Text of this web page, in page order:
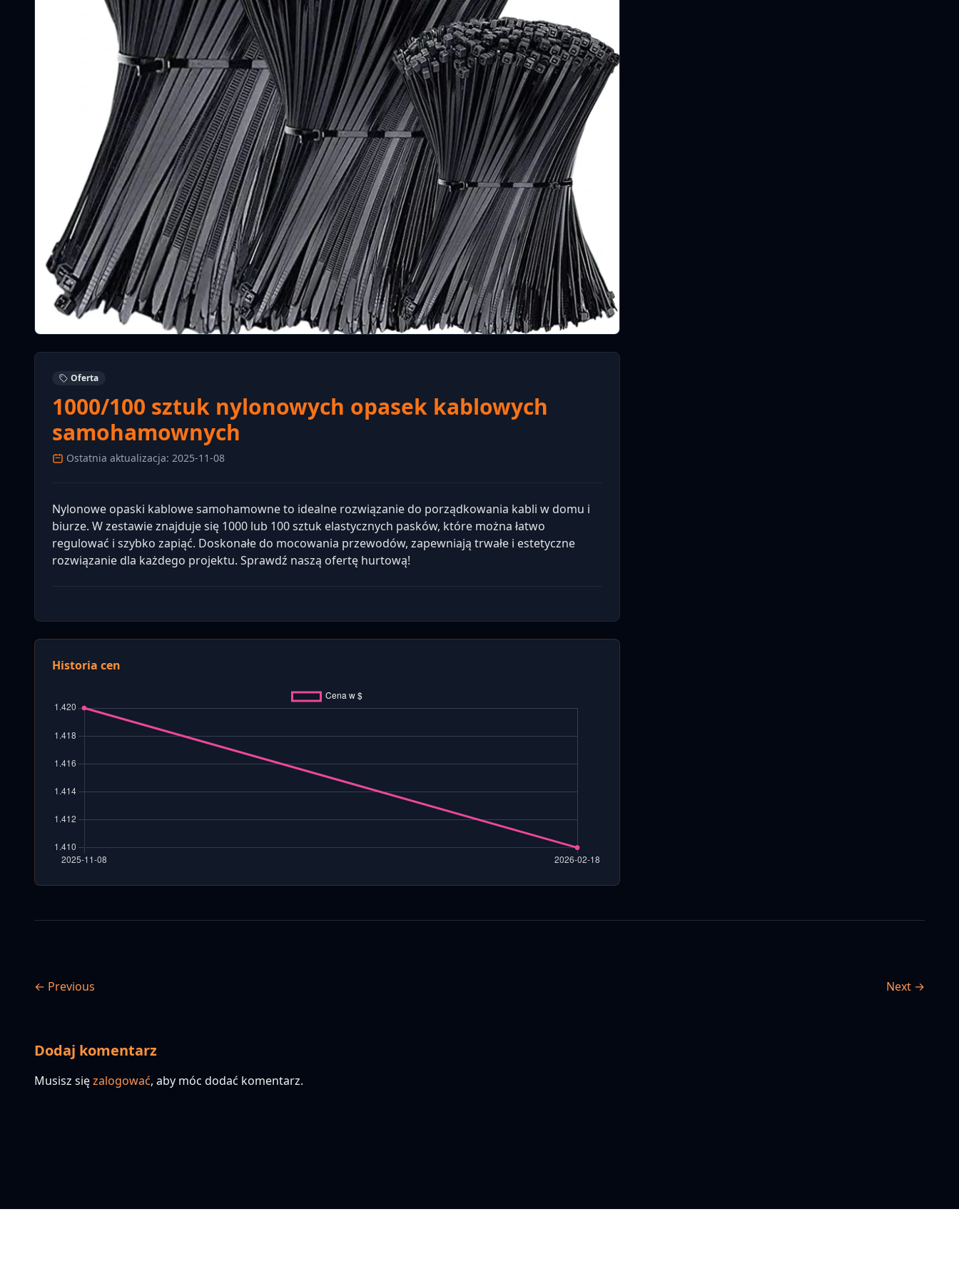
Oferta
1000/100 sztuk nylonowych opasek kablowych
samohamownych
Ostatnia aktualizacja: 2025-11-08
Nylonowe opaski kablowe samohamowne to idealne rozwiązanie do porządkowania kabli w domu i
biurze. W zestawie znajduje się 1000 lub 100 sztuk elastycznych pasków, które można łatwo
regulować i szybko zapiąć. Doskonałe do mocowania przewodów, zapewniają trwałe i estetyczne
rozwiązanie dla każdego projektu. Sprawdź naszą ofertę hurtową!
Historia cen
← Previous Next →
Dodaj komentarz
Musisz sięzalogować, aby móc dodać komentarz.